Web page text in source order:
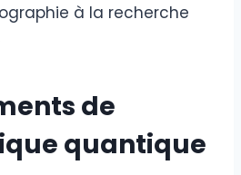
à la recherche
de
quantique